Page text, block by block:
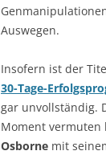
Auswegen.
Insofern ist der
30-Tage-
gar unvollständig.
Moment vermuten
Osborne mit